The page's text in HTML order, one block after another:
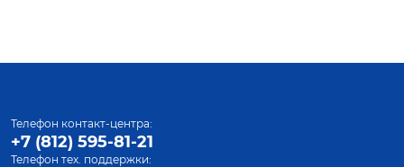
Телефон контакт-центра:
+7 (812) 595-81-21
Телефон тех. поддержки: